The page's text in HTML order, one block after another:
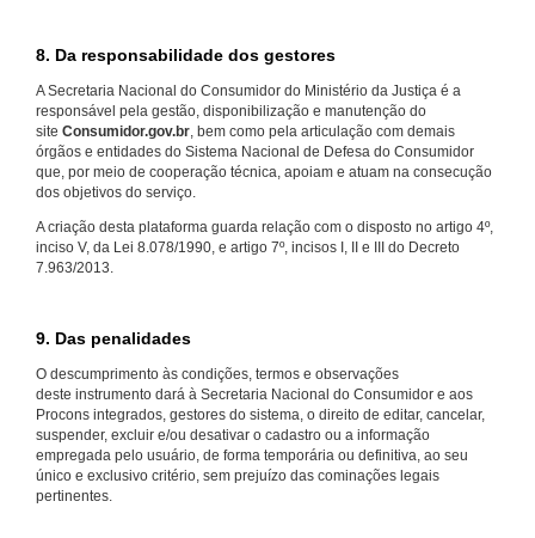
8. Da responsabilidade dos gestores
A Secretaria Nacional do Consumidor do Ministério da Justiça é a
responsável pela gestão, disponibilização e manutenção do
site Consumidor.gov.br, bem como pela articulação com demais
órgãos e entidades do Sistema Nacional de Defesa do Consumidor
que, por meio de cooperação técnica, apoiam e atuam na consecução
dos objetivos do serviço.
A criação desta plataforma guarda relação com o disposto no artigo 4º,
inciso V, da Lei 8.078/1990, e artigo 7º, incisos I, II e III do Decreto
7.963/2013.
9. Das penalidades
O descumprimento às condições, termos e observações
deste instrumento dará à Secretaria Nacional do Consumidor e aos
Procons integrados, gestores do sistema, o direito de editar, cancelar,
suspender, excluir e/ou desativar o cadastro ou a informação
empregada pelo usuário, de forma temporária ou definitiva, ao seu
único e exclusivo critério, sem prejuízo das cominações legais
pertinentes.